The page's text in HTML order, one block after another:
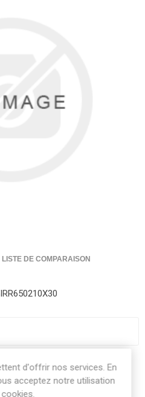
DE COMPARAISON
d'offrir nos services. En
acceptez notre utilisation